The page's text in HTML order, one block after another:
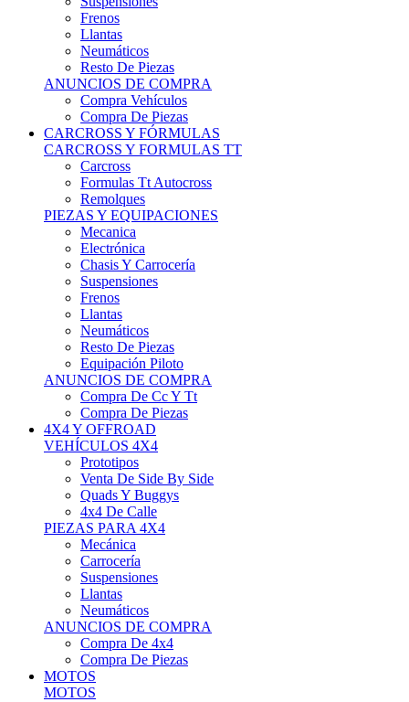
Llantas
Neumáticos
Resto De Piezas
ANUNCIOS DE COMPRA
Compra Vehículos
Compra De Piezas
CARCROSS Y FÓRMULAS
CARCROSS Y FORMULAS TT
Carcross
Formulas Tt Autocross
Remolques
PIEZAS Y EQUIPACIONES
Mecanica
Electrónica
Chasis Y Carrocería
Suspensiones
Frenos
Llantas
Neumáticos
Resto De Piezas
Equipación Piloto
ANUNCIOS DE COMPRA
Compra De Cc Y Tt
Compra De Piezas
4X4 Y OFFROAD
VEHÍCULOS 4X4
Prototipos
Venta De Side By Side
Quads Y Buggys
4x4 De Calle
PIEZAS PARA 4X4
Mecánica
Carrocería
Suspensiones
Llantas
Neumáticos
ANUNCIOS DE COMPRA
Compra De 4x4
Compra De Piezas
MOTOS
MOTOS
Motos De Circuito